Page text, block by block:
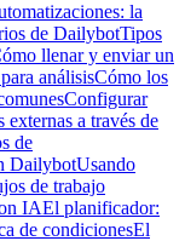
la
de DailybotTipos
llenar y enviar un
análisisCómo los
Configurar
externas a través de
de
DailybotUsando
de trabajo
IAEl planificador:
de condicionesEl